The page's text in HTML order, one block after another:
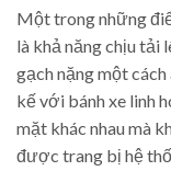
Một trong những
là khả năng chịu tải
gạch nặng một
kế với bánh xe linh
mặt khác nhau mà
được trang bị hệ